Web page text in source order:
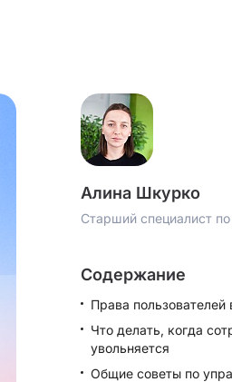
Алина Шкурко
Старший специалист
Содержание
Права пользователей
Что делать, когда
увольняется
Общие советы по